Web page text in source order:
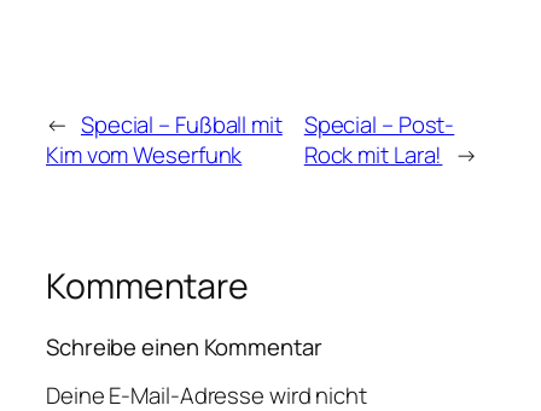
← Special – Fußball mit
Kim vom Weserfunk
Special – Post-
Rock mit Lara! →
Kommentare
Schreibe einen Kommentar
Deine E-Mail-Adresse wird nicht